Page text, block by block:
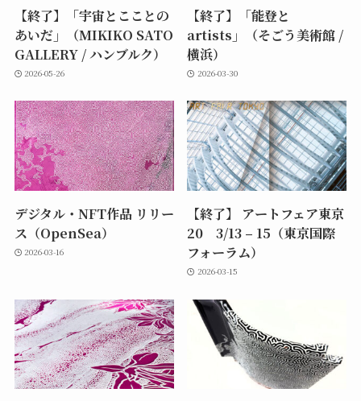
【終了】「宇宙とこことの
あいだ」（MIKIKO SATO
GALLERY / ハンブルク）
2026-05-26
【終了】「能登と
artists」（そごう美術館 /
横浜）
2026-03-30
デジタル・NFT作品 リリー
ス（OpenSea）
2026-03-16
【終了】 アートフェア東京
20 3/13 – 15（東京国際
フォーラム）
2026-03-15